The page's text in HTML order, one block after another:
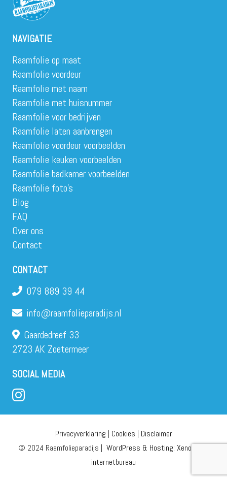
NAVIGATIE
Raamfolie op maat
Raamfolie voordeur
Raamfolie met naam
Raamfolie met huisnummer
Raamfolie voor bedrijven
Raamfolie laten aanbrengen
Raamfolie voordeur voorbeelden
Raamfolie keuken voorbeelden
Raamfolie badkamer voorbeelden
Raamfolie foto’s
Blog
FAQ
Over ons
Contact
CONTACT
079 889 39 44
info@raamfolieparadijs.nl
Gaardedreef 33
2723 AK Zoetermeer
SOCIAL MEDIA
Privacyverklaring | Cookies | Disclaimer
© 2024 Raamfolieparadijs | WordPress & Hosting: Xenomedia
internetbureau